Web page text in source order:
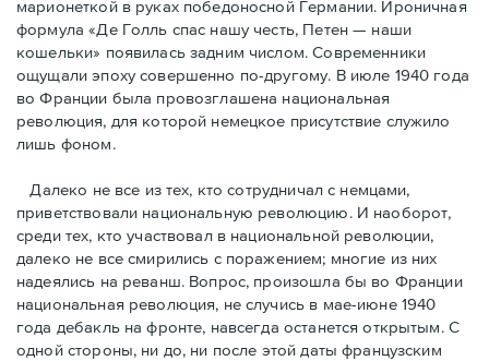
марионеткой в руках победоносной Германии. Ироничная
формула «Де Голль спас нашу честь, Петен — наши
кошельки» появилась задним числом. Современники
ощущали эпоху совершенно по-другому. В июле 1940 года
во Франции была провозглашена национальная
революция, для которой немецкое присутствие служило
лишь фоном.
Далеко не все из тех, кто сотрудничал с немцами,
приветствовали национальную революцию. И наоборот,
среди тех, кто участвовал в национальной революции,
далеко не все смирились с поражением; многие из них
надеялись на реванш. Вопрос, произошла бы во Франции
национальная революция, не случись в мае-июне 1940
года дебакль на фронте, навсегда останется открытым. С
одной стороны, ни до, ни после этой даты французским